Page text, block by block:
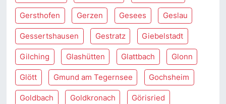
Gersthofen Gerzen Gesees Geslau
Gessertshausen Gestratz Giebelstadt
Gilching Glashütten Glattbach Glonn
Glött Gmund am Tegernsee Gochsheim
Goldbach Goldkronach Görisried